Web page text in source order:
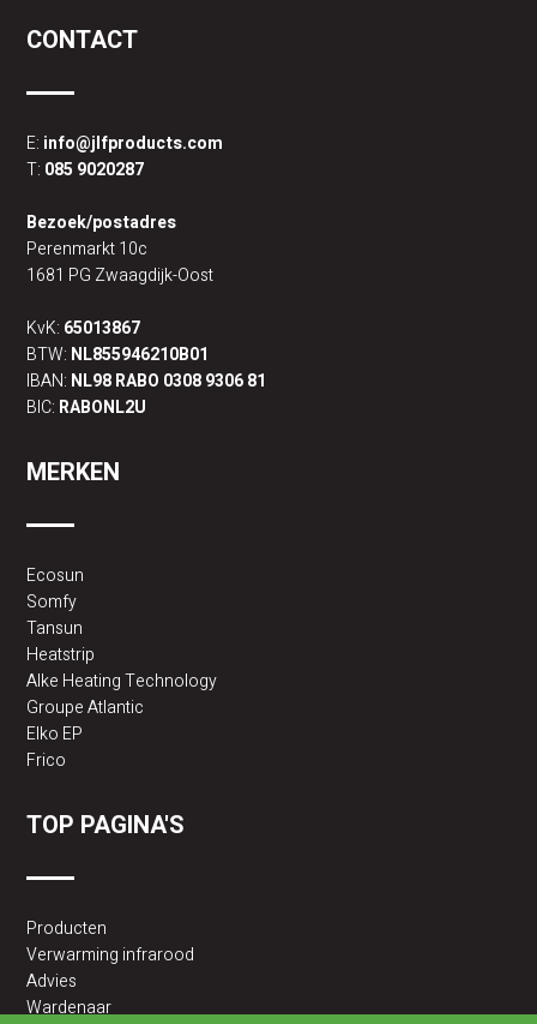
CONTACT
E: info@jlfproducts.com
T: 085 9020287
Bezoek/postadres
Perenmarkt 10c
1681 PG Zwaagdijk-Oost
KvK: 65013867
BTW: NL855946210B01
IBAN: NL98 RABO 0308 9306 81
BIC: RABONL2U
MERKEN
Ecosun
Somfy
Tansun
Heatstrip
Alke Heating Technology
Groupe Atlantic
Elko EP
Frico
TOP PAGINA'S
Producten
Verwarming infrarood
Advies
Wardenaar